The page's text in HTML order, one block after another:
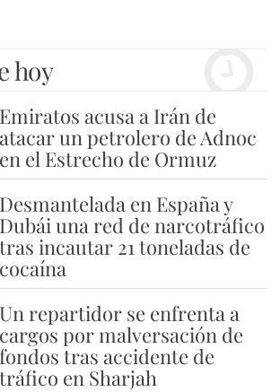
hoy
Emiratos acusa a Irán de
atacar un petrolero de Adnoc
en el Estrecho de Ormuz
Desmantelada en España y
Dubái una red de narcotráfico
tras incautar 21 toneladas de
cocaína
Un repartidor se enfrenta a
cargos por malversación de
fondos tras accidente de
tráfico en Sharjah